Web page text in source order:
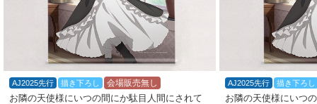
AJ2025先行 描き下ろし 会場販売無し
お隣の天使様にいつの間にか駄目人間にされて
AJ2025先行 描き下ろし
お隣の天使様にいつ